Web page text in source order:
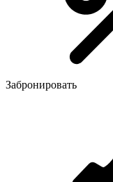
Забронировать